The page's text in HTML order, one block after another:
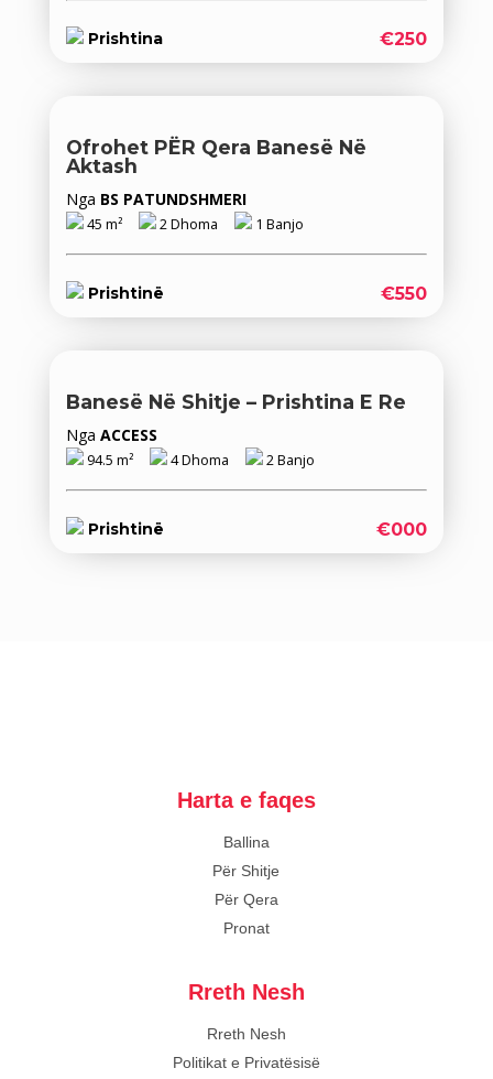
Prishtina €250
Ofrohet PËR Qera Banesë Në
Aktash
Nga BS PATUNDSHMERI
45 m² 2 Dhoma 1 Banjo
Prishtinë €550
Banesë Në Shitje – Prishtina E Re
Nga ACCESS
94.5 m² 4 Dhoma 2 Banjo
Prishtinë €000
Harta e faqes
Ballina
Për Shitje
Për Qera
Pronat
Rreth Nesh
Rreth Nesh
Politikat e Privatësisë